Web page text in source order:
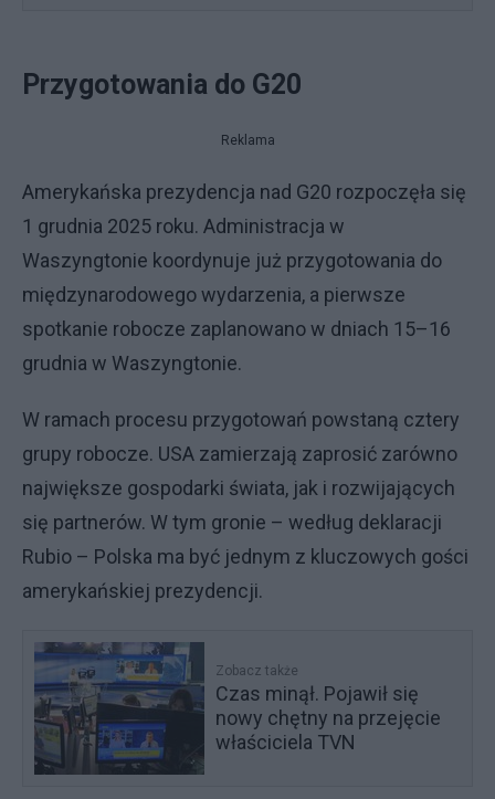
Przygotowania do G20
Reklama
Amerykańska prezydencja nad G20 rozpoczęła się
1 grudnia 2025 roku. Administracja w
Waszyngtonie koordynuje już przygotowania do
międzynarodowego wydarzenia, a pierwsze
spotkanie robocze zaplanowano w dniach 15–16
grudnia w Waszyngtonie.
W ramach procesu przygotowań powstaną cztery
grupy robocze. USA zamierzają zaprosić zarówno
największe gospodarki świata, jak i rozwijających
się partnerów. W tym gronie – według deklaracji
Rubio – Polska ma być jednym z kluczowych gości
amerykańskiej prezydencji.
Zobacz także
Czas minął. Pojawił się
nowy chętny na przejęcie
właściciela TVN